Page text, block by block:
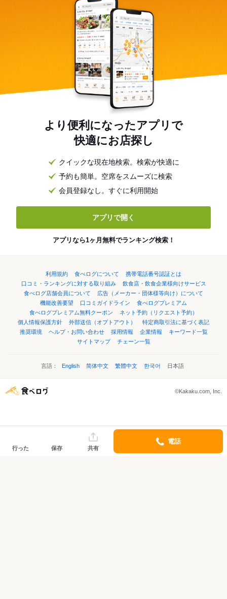
より便利になったアプリで
快適にお店探し
クイックな現在地検索。検索が快適に
予約も簡単。空席をスムーズに検索
会員登録なし。すぐに利用開始
アプリで開く
アプリなら1ヶ月無料でランキング検索！
利用規約 食べログについて
携帯電話番号認証とは
口コミ・ランキングに対する取り組み
飲食店・飲食企業様向けサービス
食べログ店舗会員について
広告（メーカー・団体様等向け）について
機能改善要望
口コミガイドライン
食べログプレミアム
食べログプレミアム無料クーポン
ネット予約（リクエスト予約）
個人情報保護方針
外部送信（オプトアウト）
特定商取引法に基づく表記
推奨環境
ヘルプ・お問い合わせ 採用情報 企業情報
キーワード一覧
サイトマップ
チェーン一覧
言語： English 简体中文 繁體中文 한국어 日本語
©Kakaku.com, Inc.
行った 保存 共有
電話